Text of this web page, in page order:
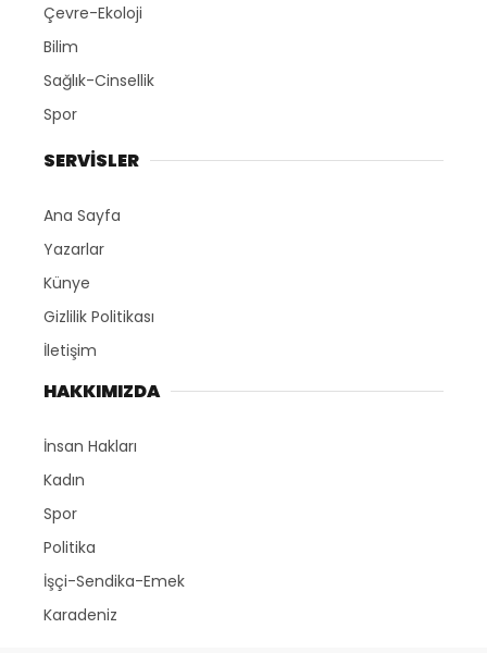
Çevre-Ekoloji
Bilim
Sağlık-Cinsellik
Spor
SERVİSLER
Ana Sayfa
Yazarlar
Künye
Gizlilik Politikası
İletişim
HAKKIMIZDA
İnsan Hakları
Kadın
Spor
Politika
İşçi-Sendika-Emek
Karadeniz